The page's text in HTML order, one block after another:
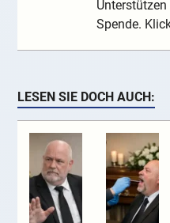
Spende.
LESEN SIE DOCH AUCH: